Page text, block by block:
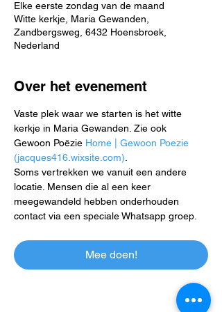
Elke eerste zondag van de maand
Witte kerkje, Maria Gewanden,
Zandbergsweg, 6432 Hoensbroek,
Nederland
Over het evenement
Vaste plek waar we starten is het witte
kerkje in Maria Gewanden. Zie ook
Gewoon Poëzie Home | Gewoon Poezie
(jacques416.wixsite.com)
Soms vertrekken we vanuit een andere
locatie. Mensen die al een keer
meegewandeld hebben onderhouden
contact via een speciale Whatsapp groep.
Mee doen!